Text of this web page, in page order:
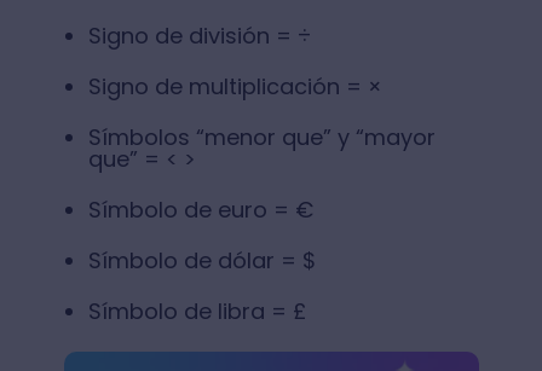
Signo de división = ÷
Signo de multiplicación = ×
Símbolos “menor que” y “mayor
que” = < >
Símbolo de euro = €
Símbolo de dólar = $
Símbolo de libra = £